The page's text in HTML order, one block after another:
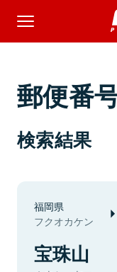
郵便番
検索結果
福岡県
フクオカケン
宝珠山